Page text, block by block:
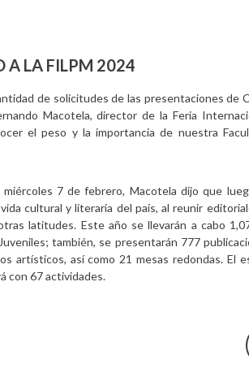
A LA FILPM 2024
de solicitudes de las presentaciones de
Macotela, director de la Feria
el peso y la importancia de nuestra
miércoles 7 de febrero, Macotela dijo que
cultural y literaria del país, al reunir
latitudes. Este año se llevarán a cabo
también, se presentarán 777
artísticos, así como 21 mesas redondas. El
con 67 actividades.